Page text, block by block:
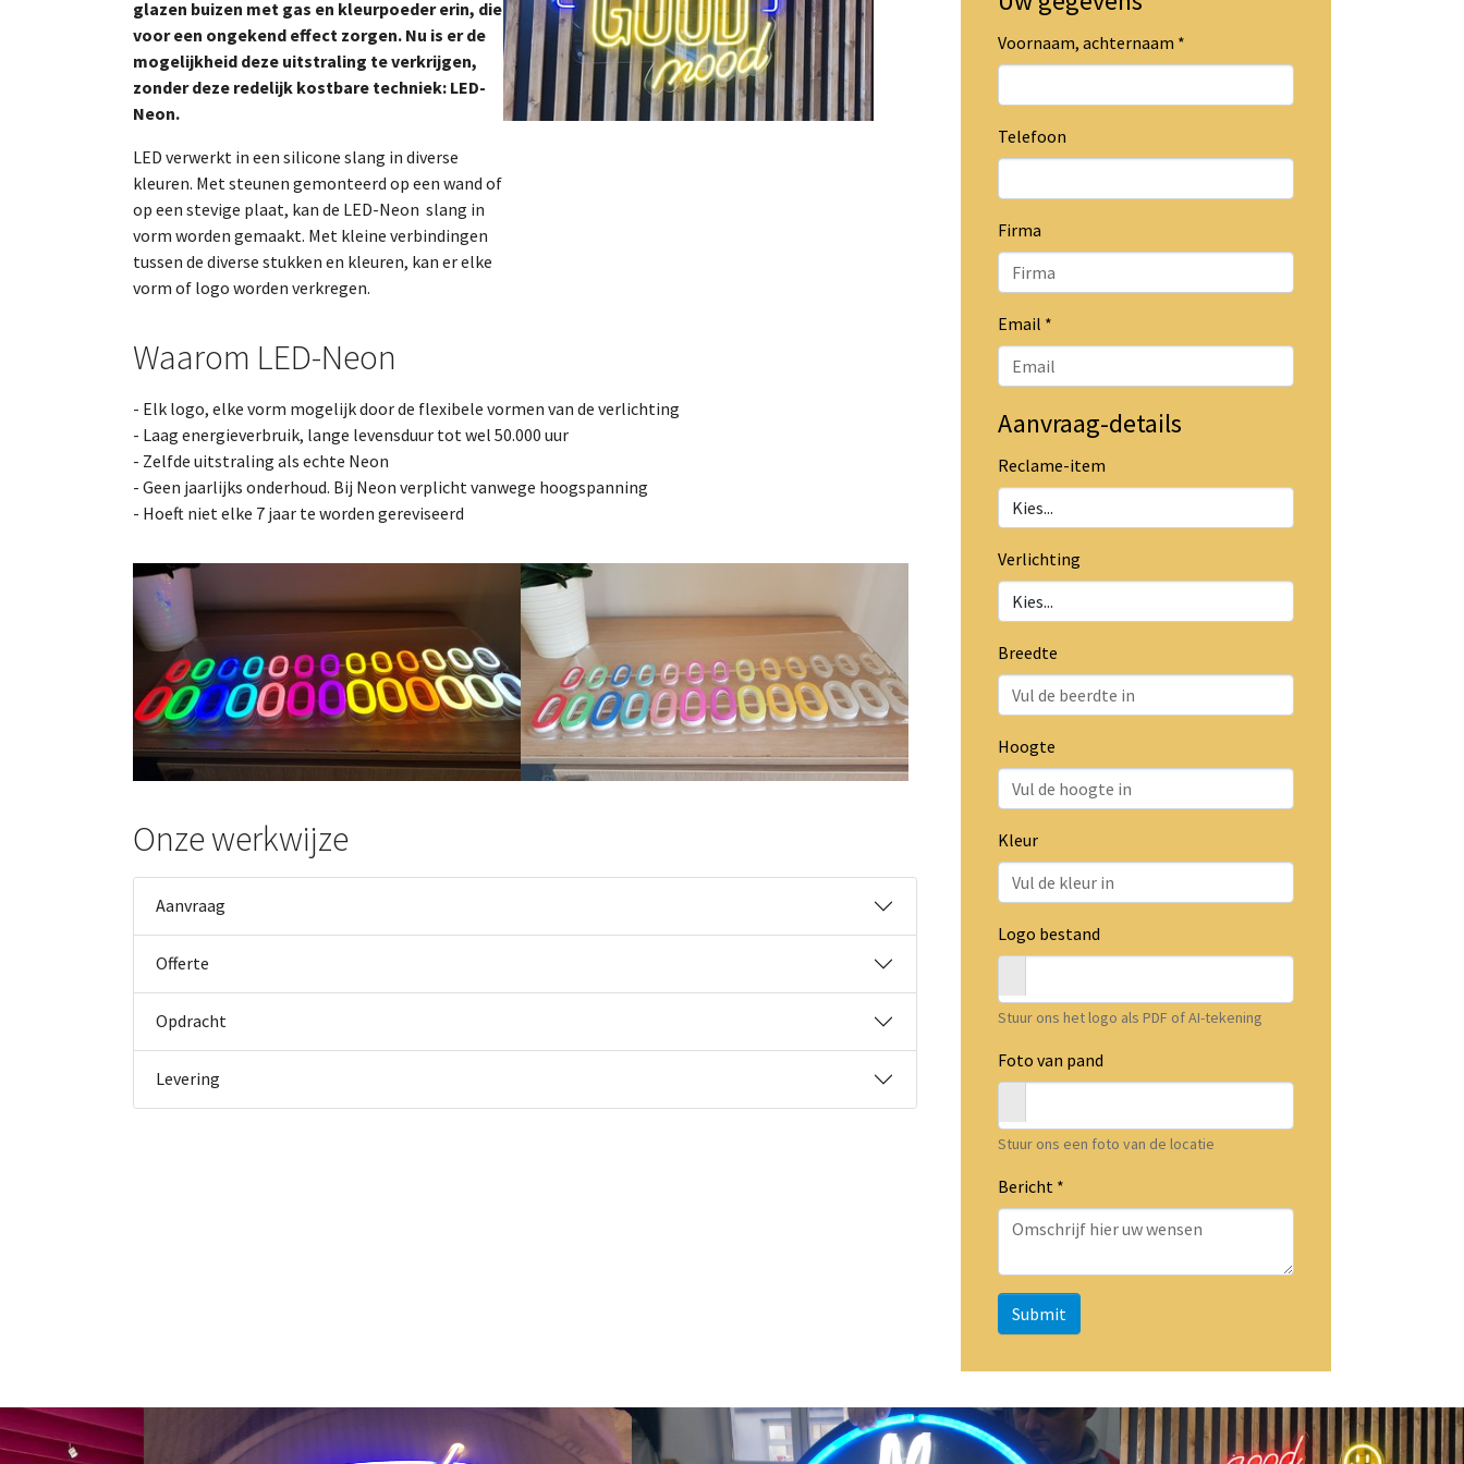
glazen buizen met gas en kleurpoeder erin, die
voor een ongekend effect zorgen. Nu is er de
mogelijkheid deze uitstraling te verkrijgen,
zonder deze redelijk kostbare techniek: LED-
Neon.
LED verwerkt in een silicone slang in diverse
kleuren. Met steunen gemonteerd op een wand of
op een stevige plaat, kan de LED-Neon slang in
vorm worden gemaakt. Met kleine verbindingen
tussen de diverse stukken en kleuren, kan er elke
vorm of logo worden verkregen.
Waarom LED-Neon
- Elk logo, elke vorm mogelijk door de flexibele vormen van de verlichting
- Laag energieverbruik, lange levensduur tot wel 50.000 uur
- Zelfde uitstraling als echte Neon
- Geen jaarlijks onderhoud. Bij Neon verplicht vanwege hoogspanning
- Hoeft niet elke 7 jaar te worden gereviseerd
Onze werkwijze
Aanvraag
Offerte
Opdracht
Levering
Voornaam, achternaam *
Telefoon
Firma
Email *
Aanvraag-details
Reclame-item
Verlichting
Breedte
Hoogte
Kleur
Logo bestand
Stuur ons het logo als PDF of AI-tekening
Foto van pand
Stuur ons een foto van de locatie
Bericht *
Submit